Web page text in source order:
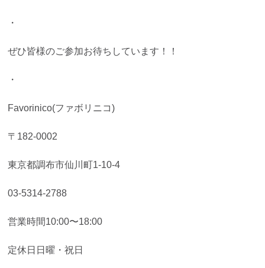
・
ぜひ皆様のご参加お待ちしています！！
・
Favorinico(ファボリニコ)
〒182-0002
東京都調布市仙川町1-10-4
03-5314-2788
営業時間10:00〜18:00
定休日日曜・祝日